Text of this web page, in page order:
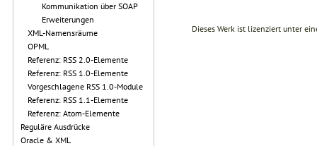
Kommunikation über SOAP
Erweiterungen
XML-Namensräume
OPML
Referenz: RSS 2.0-Elemente
Referenz: RSS 1.0-Elemente
Vorgeschlagene RSS 1.0-Module
Referenz: RSS 1.1-Elemente
Referenz: Atom-Elemente
Reguläre Ausdrücke
Oracle & XML
Dieses Werk ist lizenziert unter